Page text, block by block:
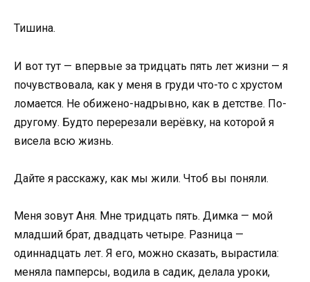
Тишина.
И вот тут — впервые за тридцать пять лет жизни — я
почувствовала, как у меня в груди что-то с хрустом
ломается. Не обижено-надрывно, как в детстве. По-
другому. Будто перерезали верёвку, на которой я
висела всю жизнь.
Дайте я расскажу, как мы жили. Чтоб вы поняли.
Меня зовут Аня. Мне тридцать пять. Димка — мой
младший брат, двадцать четыре. Разница —
одиннадцать лет. Я его, можно сказать, вырастила:
меняла памперсы, водила в садик, делала уроки,